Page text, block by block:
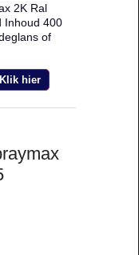
2K Ral
Inhoud 400
of
Klik hier